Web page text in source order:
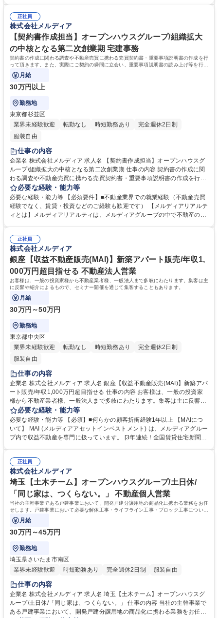
ぞれの目線から意見をぶつけ合うことで、それぞれの業種の経験だけでは
身につかない、幅広い知識とスキルを身につけることができます。 学歴・
資格 学歴：大学院 大学 高専 短大 専修学校 高校 語学力： 資格：第一種運
転免許普通自動車
正社員
株式会社メルディア
【契約書作成担当】オープンハウスグループ/組織拡大
の中核となる第二次創業期 宅建事務
契約書の作成に関わる調査や不動産売買に携わる売買契約書・重要事項説明書の作成を行
って頂きます。また、実際にご契約の瞬間に立会い、重要事項説明書の読み上げ等を行っ
て頂く場合もあります。
月給
30万円以上
勤務地
東京都杉並区
業界未経験歓迎
転勤なし 時短勤務あり
完全週休2日制
服装自由
仕事の内容
企業名 株式会社メルディア 求人名 【契約書作成担当】オープンハウスグ
ループ/組織拡大の中核となる第二次創業期 仕事の内容 契約書の作成に関
わる調査や不動産売買に携わる売買契約書・重要事項説明書の作成を行っ
て頂きます。また、実際にご契約の瞬間に立会い、重要事項説明書の読み
上げ等を行って頂く場合もあります。 ■重要事項説明書作成 ■売買契約書
作成 ■契約時添付資料作成 ■書類印刷作業 ■電話対応 ■重要事項説明読み
上げ（※宅建士をお持ちの方） 募集職種 【契約書作成担当】オープンハ
必要な経験・能力等
必要な経験・能力等 【必須要件】■不動産業界での就業経験（不動産売買
経験でなく、賃貸・投資などのご経験も歓迎です） 【メルディアリアルテ
ィとは】メルディアリアルティは、メルディアグループの中で不動産の販
ています。グループで培った豊富なノウハウと物件情報を活かし、お客様
の理想の住まい探しや資産形成をサポートする不動産のプロフェッショナ
ル集団です。 学歴・資格 学歴：大学院 大学 高専 短大 専修学校 高校 語学
力： 資格：
正社員
株式会社メルディア
銀座【収益不動産販売(MAI)】新築アパート販売/年収1,
000万円超目指せる 不動産法人営業
お客様は、一般の投資家様から不動産業者様、一般法人まで多岐にわたります。集客は主
に反響や紹介によるもので、セミナー開催を通じて集客することもあります。
月給
30万円～50万円
勤務地
東京都中央区
業界未経験歓迎
転勤なし 時短勤務あり
完全週休2日制
服装自由
仕事の内容
企業名 株式会社メルディア 求人名 銀座【収益不動産販売(MAI)】新築アパ
ート販売/年収1,000万円超目指せる 仕事の内容 お客様は、一般の投資家
様から不動産業者様、一般法人まで多岐にわたります。集客は主に反響や
紹介によるもので、セミナー開催を通じて集客することもあります。 営業
担当は1人あたり月20～30件の反響に対応し、成約率5%程度を目指しま
す。月1件の成約が目標（ノルマではないが、売れる社員は月2～4本を達
成）となります。契約までの流れは、主に収支・融資条件の確認が中心
員も在籍しています） 募集職種 銀座【収益不動産販売(MAI)】新築アパー
ト販売/年収1,000万円超目指せる
必要な経験・能力等
必要な経験・能力等 【必須】■何らかの顧客折衝経験1年以上 【MAIにつ
いて】 MAI (メルディアアセットインベストメント) は、メルディアグルー
プ内で収益不動産を専門に扱っています。 [3年連続！全国賃貸住宅新聞社
高専 短大 専修学校 高校 語学力： 資格：宅地建物取引士
正社員
株式会社メルディア
埼玉【土木チーム】オープンハウスグループ/土日休/
「同じ家は、つくらない。」 不動産個人営業
当社の主幹事業である戸建事業において、開発戸建分譲用地の商品化に携わる業務をお任
せします。戸建事業において必要な解体工事・ライフライン工事・ブロック工事について
発注先の協力会社の管理を行う業務です。
月給
30万円～45万円
勤務地
埼玉県さいたま市南区
業界未経験歓迎
時短勤務あり 完全週休2日制 服装自由
仕事の内容
企業名 株式会社メルディア 求人名 埼玉【土木チーム】オープンハウスグ
ループ/土日休/「同じ家は、つくらない。」 仕事の内容 当社の主幹事業で
ある戸建事業において、開発戸建分譲用地の商品化に携わる業務をお任せ